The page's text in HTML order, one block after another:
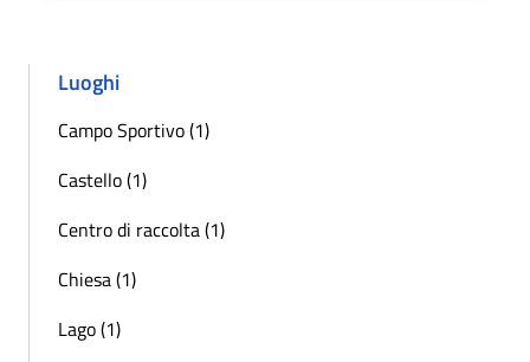
Luoghi
Campo Sportivo (1)
Castello (1)
Centro di raccolta (1)
Chiesa (1)
Lago (1)